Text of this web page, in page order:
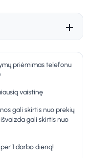
priėmimas telefonu
vaistinę
gali skirtis nuo prekių
gali skirtis nuo
1 darbo dieną!